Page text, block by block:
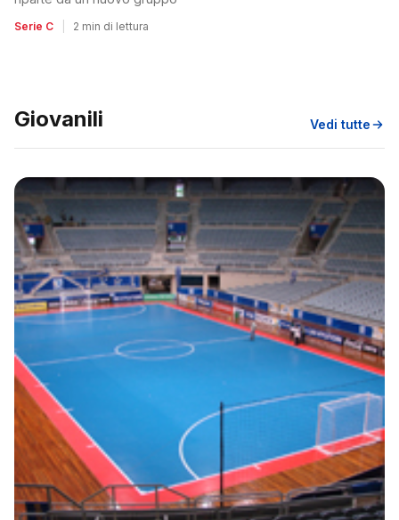
Serie C 2 min di lettura
Giovanili Vedi tutte